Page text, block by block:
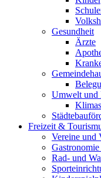
Gesundheit
Ärzte
Umwelt und
Freizeit &
Vereine und
Rad- und